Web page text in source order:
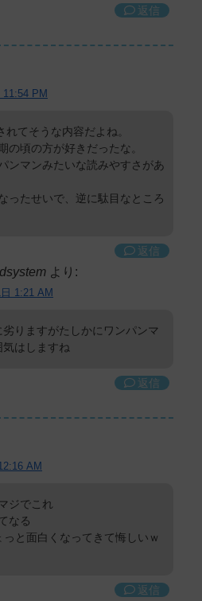
返信
11:54 PM
てそうな内容だよね。
の頃の方が好きだったな。
ンマンみたいな読みやすさがあ
ったせいで、逆に駄目なところ
返信
より:
1:21 AM
りますがたしかにワンパンマ
はしますね
返信
AM
ジでこれ
なる
と面白くなってきて悔しいｗ
返信